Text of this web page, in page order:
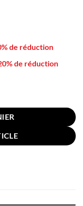
de réduction
de réduction
Canard